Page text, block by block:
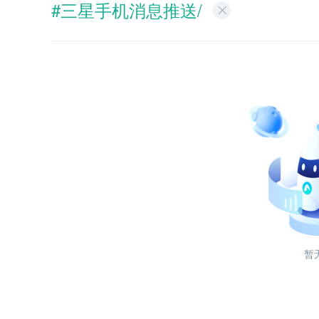
#三星手机消息推送/
暂